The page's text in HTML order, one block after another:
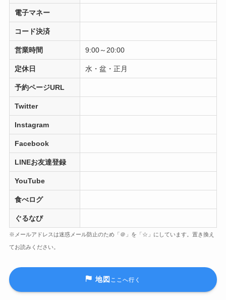
電子マネー
コード決済
営業時間 9:00～20:00
定休日 水・盆・正月
予約ページURL
Twitter
Instagram
Facebook
LINEお友達登録
YouTube
食べログ
ぐるなび
※メールアドレスは迷惑メール防止のため「＠」を「☆」にしています。置き換え
てお読みください。
地図 ここへ行く